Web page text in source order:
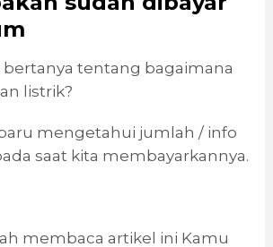
bertanya tentang bagaimana
listrik?
mengetahui jumlah / info
saat kita membayarkannya.
membaca artikel ini Kamu